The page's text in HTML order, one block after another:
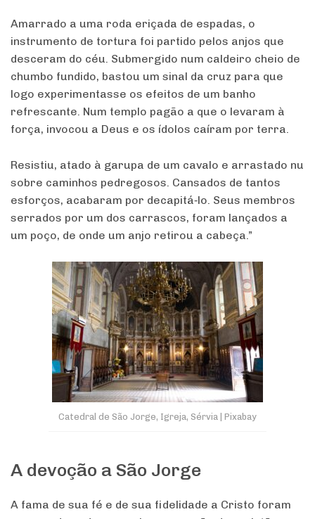
Amarrado a uma roda eriçada de espadas, o
instrumento de tortura foi partido pelos anjos que
desceram do céu. Submergido num caldeiro cheio de
chumbo fundido, bastou um sinal da cruz para que
logo experimentasse os efeitos de um banho
refrescante. Num templo pagão a que o levaram à
força, invocou a Deus e os ídolos caíram por terra.
Resistiu, atado à garupa de um cavalo e arrastado nu
sobre caminhos pedregosos. Cansados de tantos
esforços, acabaram por decapitá‐lo. Seus membros
serrados por um dos carrascos, foram lançados a
um poço, de onde um anjo retirou a cabeça.”
Catedral de São Jorge, Igreja, Sérvia | Pixabay
A devoção a São Jorge
A fama de sua fé e de sua fidelidade a Cristo foram